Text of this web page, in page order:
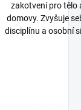
zakotvení pro tělo
domovy. Zvyšuje
disciplínu a osobní